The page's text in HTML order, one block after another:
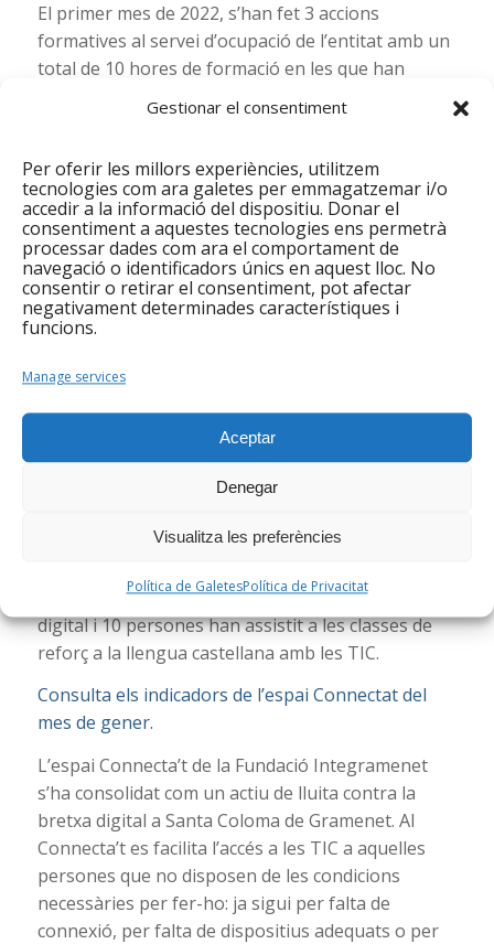
Gestionar el consentiment
Per oferir les millors experiències, utilitzem
tecnologies com ara galetes per emmagatzemar i/o
accedir a la informació del dispositiu. Donar el
consentiment a aquestes tecnologies ens permetrà
processar dades com ara el comportament de
navegació o identificadors únics en aquest lloc. No
consentir o retirar el consentiment, pot afectar
negativament determinades característiques i
funcions.
Manage services
Aceptar
Denegar
Visualitza les preferències
Política de GaletesPolítica de Privacitat
El primer mes de 2022, s’han fet 3 accions
formatives al servei d’ocupació de l’entitat amb un
total de 10 hores de formació en les que han
participat 39 persones. La dada més important és
Consulta els indicadors del servei d’ocupació del
mes de gener.
Espai Connecta’t
El mes de gener, un total de 52 persones han estat
ateses en aquest espai de dinamització TIC i de
d’atencions han estat relacionades amb la millora
competencial i la recerca de feina. Mitjançant
l’espai Connecta’t també s’han produït dues
currículum, la carta de presentació o un anunci
assistit al curs de 6 dies ‘AlfabeTIC’ d’alfabetització
digital i 10 persones han assistit a les classes de
reforç a la llengua castellana amb les TIC.
Consulta els indicadors de l’espai Connectat del
mes de gener.
L’espai Connecta’t de la Fundació Integramenet
s’ha consolidat com un actiu de lluita contra la
bretxa digital a Santa Coloma de Gramenet. Al
Connecta’t es facilita l’accés a les TIC a aquelles
persones que no disposen de les condicions
necessàries per fer-ho: ja sigui per falta de
connexió, per falta de dispositius adequats o per